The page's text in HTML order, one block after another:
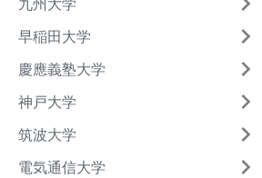
早稲田大学
慶應義塾大学
神戸大学
筑波大学
電気通信大学